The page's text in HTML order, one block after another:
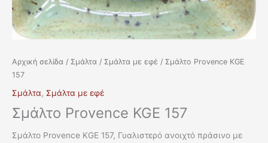
Αρχική σελίδα / Σμάλτα / Σμάλτα με εφέ / Σμάλτο Provence KGE
157
Σμάλτα, Σμάλτα με εφέ
Σμάλτο Provence KGE 157
Σμάλτο Provence KGE 157, Γυαλιστερό ανοιχτό πράσινο με